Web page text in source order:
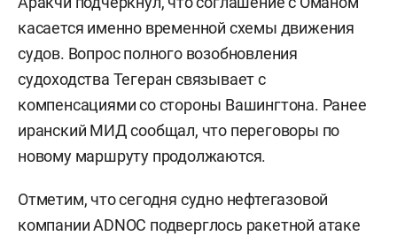
касается именно временной схемы движения
судов. Вопрос полного возобновления
судоходства Тегеран связывает с
компенсациями со стороны Вашингтона. Ранее
иранский МИД сообщал, что переговоры по
новому маршруту продолжаются.
Отметим, что сегодня судно нефтегазовой
компании ADNOC подверглось ракетной атаке